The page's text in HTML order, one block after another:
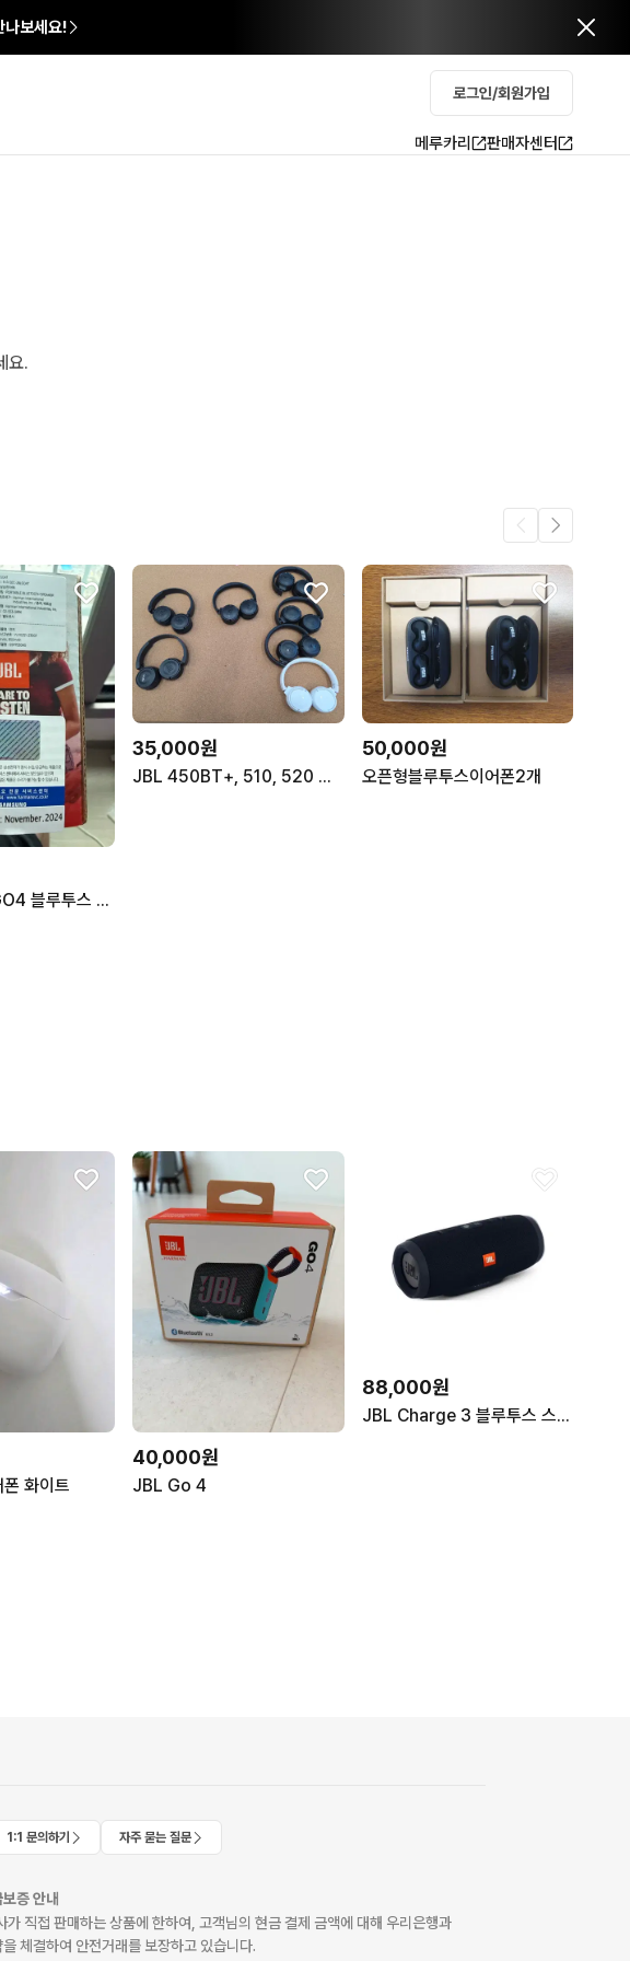
나보세요!
로그인/회원가입
메루카리 판매자센터
요.
새상품 JBL GO4 블루투스 스피커 색상4개
35,000원
JBL 450BT+, 510, 520 블루투스 무선 헤드폰, 헤드셋
50,000원
오픈형블루투스이어폰2개
화이트
40,000원
JBL Go 4
88,000원
JBL Charge 3 블루투스 스피커 블랙
1:1 문의하기 자주 묻는 질문
증 안내
직접 판매하는 상품에 한하여, 고객님의 현금 결제 금액에 대해 우리은행과
체결하여 안전거래를 보장하고 있습니다.